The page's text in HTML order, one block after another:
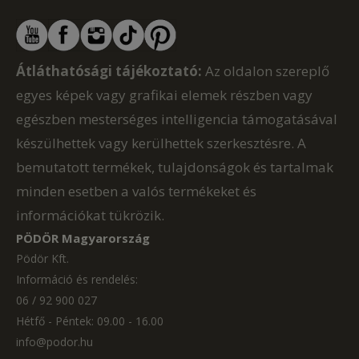
Átláthatósági tájékoztató: Az oldalon szereplő
egyes képek vagy grafikai elemek részben vagy
egészben mesterséges intelligencia támogatásával
készülhettek vagy kerülhettek szerkesztésre. A
bemutatott termékek, tulajdonságok és tartalmak
minden esetben a valós termékeket és
információkat tükrözik.
PÖDÖR Magyarország
Pödör Kft.
Információ és rendelés:
06 / 92 900 027
Hétfő - Péntek: 09.00 - 16.00
info@podor.hu